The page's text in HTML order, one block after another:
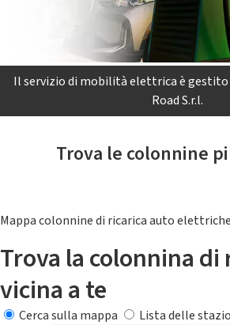
Il servizio di mobilità elettrica è gestito
Road S.r.l.
Trova le colonnine
Mappa colonnine di ricarica auto elettriche
Trova la colonnina di
vicina a te
Cerca sulla mappa
Lista delle